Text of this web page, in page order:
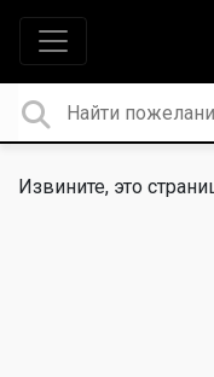
Извините, это